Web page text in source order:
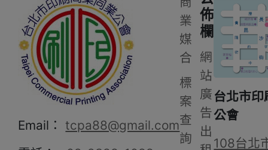
Email：tcpa88@gmail.com
業
媒
合
標
案
查
詢
佈
欄
網
站
廣
告
出
台北市
公會
108台北